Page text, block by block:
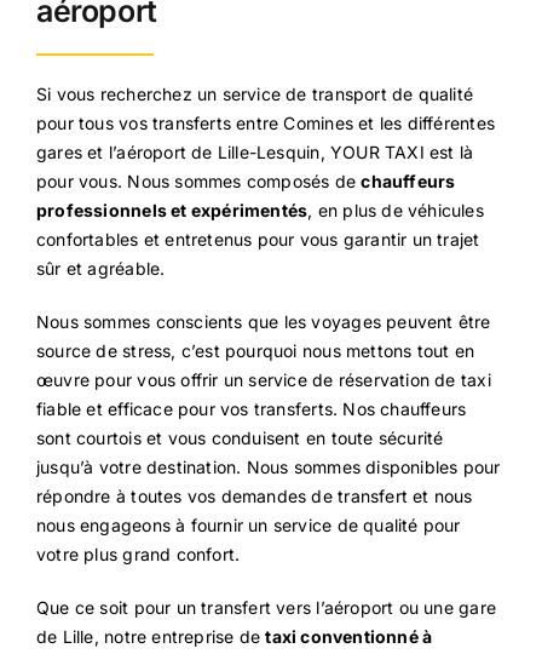
aéroport
Si vous recherchez un service de transport de qualité
pour tous vos transferts entre Comines et les différentes
gares et l’aéroport de Lille-Lesquin, YOUR TAXI est là
pour vous. Nous sommes composés dechauffeurs
professionnels et expérimentés, en plus de véhicules
confortables et entretenus pour vous garantir un trajet
sûr et agréable.
Nous sommes conscients que les voyages peuvent être
source de stress, c’est pourquoi nous mettons tout en
œuvre pour vous offrir un service de réservation de taxi
fiable et efficace pour vos transferts. Nos chauffeurs
sont courtois et vous conduisent en toute sécurité
jusqu’à votre destination. Nous sommes disponibles pour
répondre à toutes vos demandes de transfert et nous
nous engageons à fournir un service de qualité pour
votre plus grand confort.
Que ce soit pour un transfert vers l’aéroport ou une gare
de Lille, notre entreprise detaxi conventionné à